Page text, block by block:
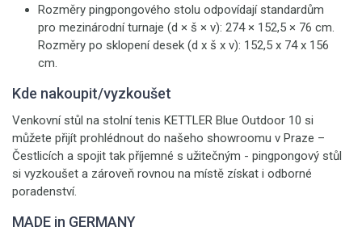
Rozměry pingpongového stolu odpovídají standardům
pro mezinárodní turnaje (d × š × v): 274 × 152,5 × 76 cm.
Rozměry po sklopení desek (d x š x v): 152,5 x 74 x 156
cm.
Kde nakoupit/vyzkoušet
Venkovní stůl na stolní tenis KETTLER Blue Outdoor 10 si
můžete přijít prohlédnout do našeho showroomu v Praze –
Čestlicích a spojit tak příjemné s užitečným - pingpongový stůl
si vyzkoušet a zároveň rovnou na místě získat i odborné
poradenství.
MADE in GERMANY